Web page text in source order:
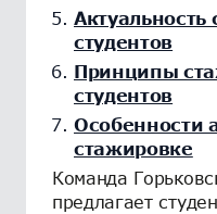
Актуальность
студентов
Принципы
студентов
Особенности
стажировке
Команда
предлагает